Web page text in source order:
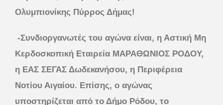
Ολυμπιονίκης Πύρρος Δήμας!
-Συνδιοργανωτές του αγώνα είναι, η Αστική Μη
Κερδοσκοπική Εταιρεία ΜΑΡΑΘΩΝΙΟΣ ΡΟΔΟΥ,
η ΕΑΣ ΣΕΓΑΣ Δωδεκανήσου, η Περιφέρεια
Νοτίου Αιγαίου. Επίσης, ο αγώνας
υποστηρίζεται από το Δήμο Ρόδου, το